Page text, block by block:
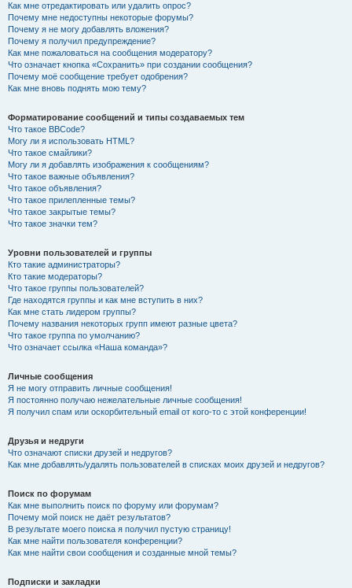
Как мне отредактировать или удалить опрос?
Почему мне недоступны некоторые форумы?
Почему я не могу добавлять вложения?
Почему я получил предупреждение?
Как мне пожаловаться на сообщения модератору?
Что означает кнопка «Сохранить» при создании сообщения?
Почему моё сообщение требует одобрения?
Как мне вновь поднять мою тему?
Форматирование сообщений и типы создаваемых тем
Что такое BBCode?
Могу ли я использовать HTML?
Что такое смайлики?
Могу ли я добавлять изображения к сообщениям?
Что такое важные объявления?
Что такое объявления?
Что такое прилепленные темы?
Что такое закрытые темы?
Что такое значки тем?
Уровни пользователей и группы
Кто такие администраторы?
Кто такие модераторы?
Что такое группы пользователей?
Где находятся группы и как мне вступить в них?
Как мне стать лидером группы?
Почему названия некоторых групп имеют разные цвета?
Что такое группа по умолчанию?
Что означает ссылка «Наша команда»?
Личные сообщения
Я не могу отправить личные сообщения!
Я постоянно получаю нежелательные личные сообщения!
Я получил спам или оскорбительный email от кого-то с этой конференции!
Друзья и недруги
Что означают списки друзей и недругов?
Как мне добавлять/удалять пользователей в списках моих друзей и недругов?
Поиск по форумам
Как мне выполнить поиск по форуму или форумам?
Почему мой поиск не даёт результатов?
В результате моего поиска я получил пустую страницу!
Как мне найти пользователя конференции?
Как мне найти свои сообщения и созданные мной темы?
Подписки и закладки